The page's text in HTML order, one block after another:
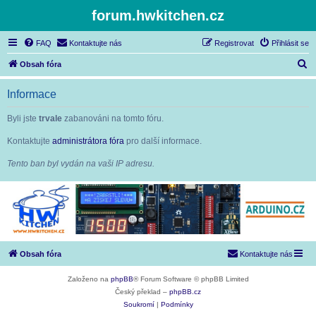
forum.hwkitchen.cz
FAQ Kontaktujte nás Přihlásit se
Registrovat
Obsah fóra
l
Informace
Byli jste trvale zabanováni na tomto fóru.
Kontaktujte administrátora fóra pro další informace.
Tento ban byl vydán na vaši IP adresu.
Obsah fóra Kontaktujte nás
Založeno na phpBB® Forum Software © phpBB Limited
Český překlad – phpBB.cz
Soukromí
Podmínky